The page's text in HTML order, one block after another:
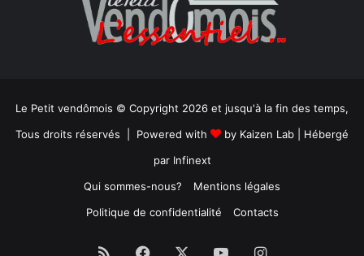
Le Petit vendômois © Copyright 2026 et jusqu'à la fin des temps,
Tous droits réservés | Powered with
by Kaizen Lab | Hébergé
par Infinext
Qui sommes-nous?
Mentions légales
Politique de confidentialité
Contacts
RSS Facebook YouTubeInstagram